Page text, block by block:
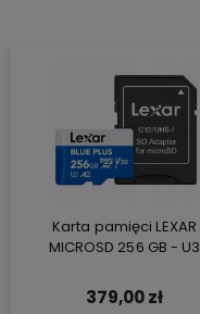
Karta pamięci LEXAR
MICROSD 256 GB - U3
379,00 zł